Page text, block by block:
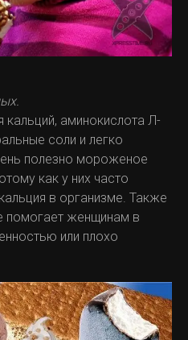
аминокислота Л-
соли и легко
полезно мороженое
как у них часто
в организме. Также
помогает женщинам в
или плохо